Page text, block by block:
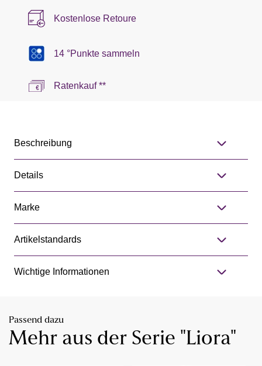
Kostenlose Retoure
14 °Punkte sammeln
Ratenkauf **
Beschreibung
Details
Marke
Artikelstandards
Wichtige Informationen
Passend dazu
Mehr aus der Serie "Liora"